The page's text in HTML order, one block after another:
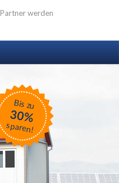
Partner werden
Bis zu
30%
sparen!